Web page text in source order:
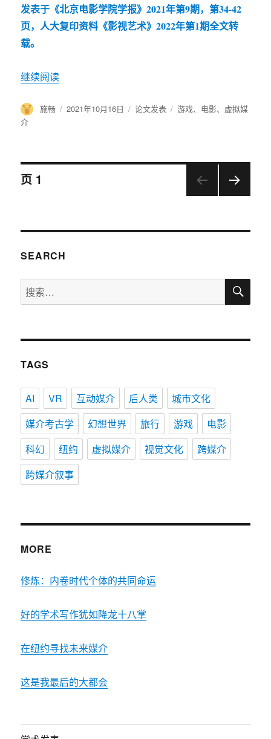
发表于《北京电影学院学报》2021年第9期，第34-42
页，人大复印资料《影视艺术》2022年第1期全文转
载。
继续阅读
作
施畅
发
2021年10月16日
分
论文发表
标
游戏、 电影、 虚拟媒
介
文
导
航
页 1
SEARCH
搜
索：
搜
TAGS
AI VR 互动媒介 后人类
城市文化
媒介考古学
幻想世界 旅行 游戏
电影
科幻
纽约 虚拟媒介 视觉文化
跨媒介
跨媒介叙事
MORE
修炼：内卷时代个体的共同命运
好的学术写作犹如降龙十八掌
在纽约寻找未来媒介
这是我最后的大都会